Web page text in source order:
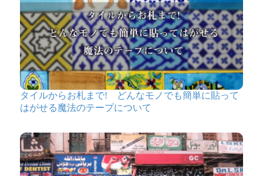
タイルからお札まで! どんなモノでも簡単に貼って
はがせる魔法のテープについて